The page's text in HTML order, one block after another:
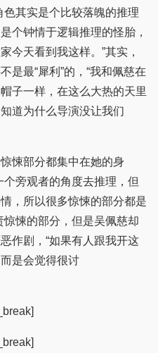
色其实是个比较落魄的推理
个钟情于逻辑推理的怪胎，
今天看到我这样。”其实，
是最“犀利”的，“我和佩慈在
子一样，在这么大热的天里
道为什么导演没让我们
悚部分都集中在她的身
个旁观者的角度去推理，但
，所以很多惊悚的部分都是
惊悚的部分，但是吴佩慈却
作剧，“如果有人跟我开这
是会觉得很讨